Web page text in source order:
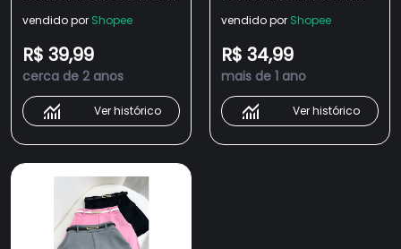
Bolso Cintura Alta
vendido por Shopee
R$ 39,99
cerca de 2 anos
Ver histórico
Alfaiataria Com Cinto
vendido por Shopee
R$ 34,99
mais de 1 ano
Ver histórico